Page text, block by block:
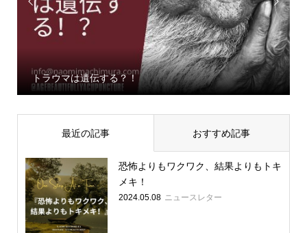
トラウマは遺伝する？！
最近の記事 おすすめ記事
恐怖よりもワクワク、結果よりもトキ
メキ！
2024.05.08 ニュースレター